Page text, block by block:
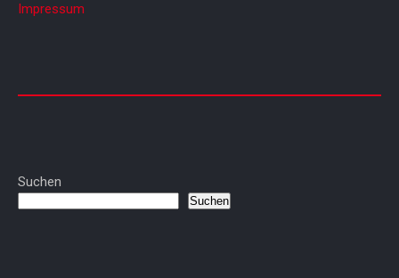
Impressum
Suchen
Suchen